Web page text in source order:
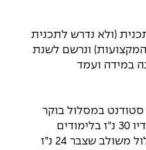
(ולא נדרש לתכנית
ונרשם לשנת
במידה ועמד
סטודנט במסלול בוקר
שצבר בשנה הראשונה ללימודיו 30 נ"ז בלימודים
האקדמיים או סטודנט במסלול משולב שצבר 24 נ"ז